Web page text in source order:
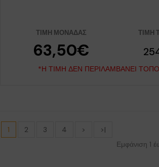
ΤΙΜΉ ΜΟΝΆΔΑΣ ΤΙΜΉ
63,50€
*Η ΤΙΜΉ ΔΕΝ ΠΕΡΙΛΑΜΒΆΝΕΙ
1 2 3 4 >
>|
Εμφάνιση 1